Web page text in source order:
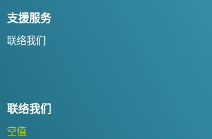
支援服务
联络我们
联络我们
空值